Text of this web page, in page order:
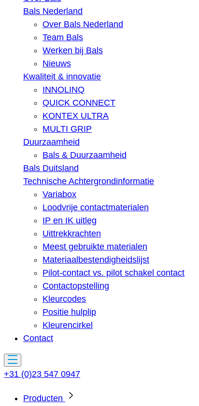
Bals Nederland
Over Bals Nederland
Team Bals
Werken bij Bals
Nieuws
Kwaliteit & innovatie
INNOLINQ
QUICK CONNECT
KONTEX ULTRA
MULTI GRIP
Duurzaamheid
Bals & Duurzaamheid
Bals Duitsland
Technische Achtergrondinformatie
Variabox
Loodvrije contactmaterialen
IP en IK uitleg
Uittrekkrachten
Meest gebruikte materialen
Materiaalbestendigheidslijst
Pilot-contact vs. pilot schakel contact
Contactopstelling
Kleurcodes
Positie hulplip
Kleurencirkel
Contact
+31 (0)23 547 0947
Producten